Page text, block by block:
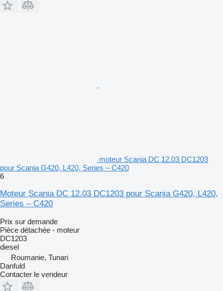
moteur Scania DC 12.03 DC1203
pour Scania G420, L420, Series – C420
6
Moteur Scania DC 12.03 DC1203 pour Scania G420, L420,
Series – C420
Prix sur demande
Pièce détachée - moteur
DC1203
diesel
Roumanie, Tunari
Danfuld
Contacter le vendeur